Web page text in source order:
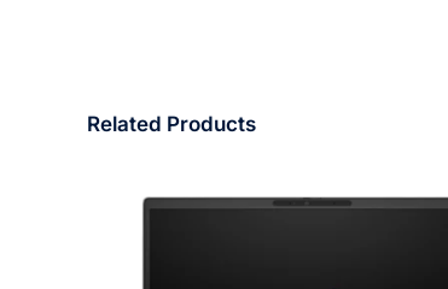
Related Products